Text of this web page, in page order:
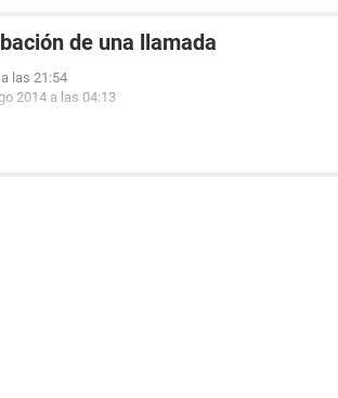
de una llamada
las 21:54
2014 a las 04:13